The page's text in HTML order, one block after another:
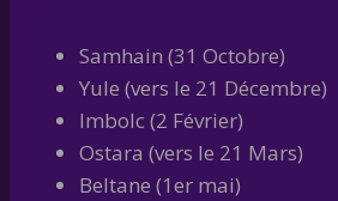
Samhain (31 Octobre)
Yule (vers le 21 Décembre)
Imbolc (2 Février)
Ostara (vers le 21 Mars)
Beltane (1er mai)